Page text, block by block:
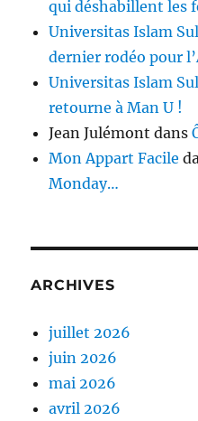
qui déshabillent les
Universitas Islam
dernier rodéo pour
Universitas Islam
retourne à Man U !
Jean Julémont dans
Mon Appart Facile
Monday…
ARCHIVES
juillet 2026
juin 2026
mai 2026
avril 2026